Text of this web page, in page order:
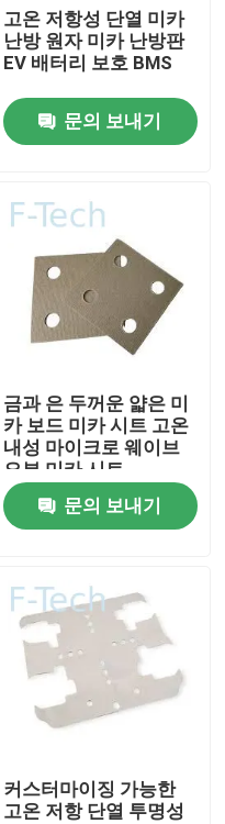
고온 저항성 단열 미카
난방 원자 미카 난방판
EV 배터리 보호 BMS
문의 보내기
금과 은 두꺼운 얇은 미
카 보드 미카 시트 고온
내성 마이크로 웨이브
오븐 미카 시트
문의 보내기
커스터마이징 가능한
고온 저항 단열 투명성